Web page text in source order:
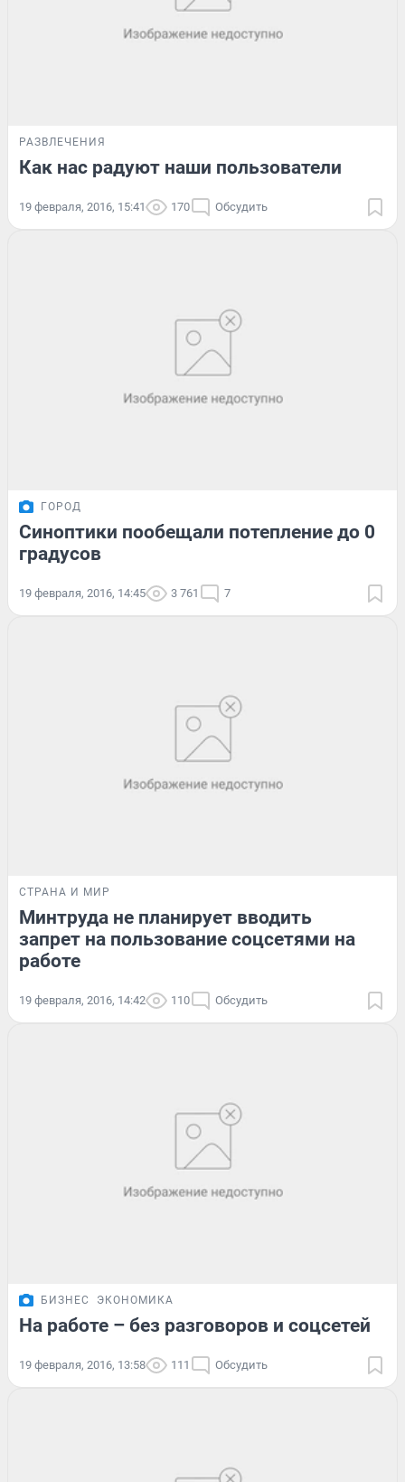
РАЗВЛЕЧЕНИЯ
Как нас радуют наши пользователи
19 февраля, 2016, 15:41 170 Обсудить
ГОРОД
Синоптики пообещали потепление до 0
градусов
19 февраля, 2016, 14:45 3 761 7
СТРАНА И МИР
Минтруда не планирует вводить
запрет на пользование соцсетями на
работе
19 февраля, 2016, 14:42 110 Обсудить
БИЗНЕС ЭКОНОМИКА
На работе – без разговоров и соцсетей
19 февраля, 2016, 13:58 111 Обсудить